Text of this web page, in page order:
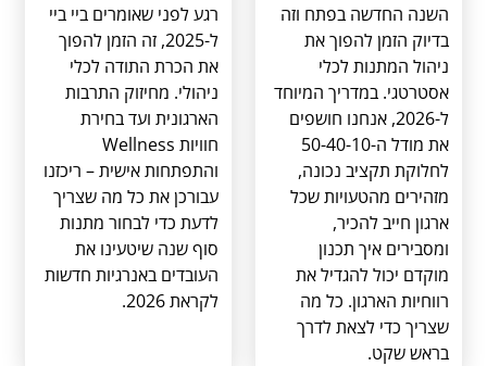
השנה החדשה בפתח וזה
בדיוק הזמן להפוך את
ניהול המתנות לכלי
אסטרטגי. במדריך המיוחד
ל-2026, אנחנו חושפים
את מודל ה-50-40-10
לחלוקת תקציב נכונה,
מזהירים מהטעויות שכל
ארגון חייב להכיר,
ומסבירים איך תכנון
מוקדם יכול להגדיל את
רווחיות הארגון. כל מה
שצריך כדי לצאת לדרך
בראש שקט.
רגע לפני שאומרים ביי ביי
ל-2025, זה הזמן להפוך
את הכרת התודה לכלי
ניהולי. מחיזוק התרבות
הארגונית ועד בחירת
חוויות Wellness
והתפתחות אישית – ריכזנו
עבורכן את כל מה שצריך
לדעת כדי לבחור מתנות
סוף שנה שיטעינו את
העובדים באנרגיות חדשות
לקראת 2026.